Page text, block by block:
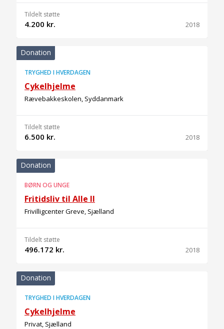
Tildelt støtte
4.200 kr. 2018
Donation
TRYGHED I HVERDAGEN
Cykelhjelme
Rævebakkeskolen, Syddanmark
Tildelt støtte
6.500 kr. 2018
Donation
BØRN OG UNGE
Fritidsliv til Alle II
Frivilligcenter Greve, Sjælland
Tildelt støtte
496.172 kr. 2018
Donation
TRYGHED I HVERDAGEN
Cykelhjelme
Privat, Sjælland